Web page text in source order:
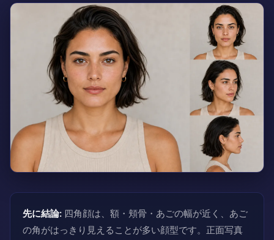
先に結論: 四角顔は、額・頬骨・あごの幅が近く、あご
の角がはっきり見えることが多い顔型です。正面写真